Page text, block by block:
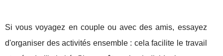
Si vous voyagez en couple ou avec des amis, essayez
d'organiser des activités ensemble : cela facilite le travail